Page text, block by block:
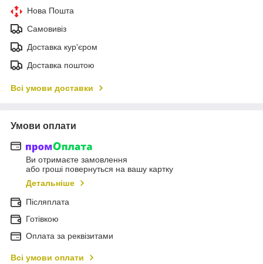
Нова Пошта
Самовивіз
Доставка кур'єром
Доставка поштою
Всі умови доставки
Умови оплати
Ви отримаєте замовлення
або гроші повернуться на вашу картку
Детальніше
Післяплата
Готівкою
Оплата за реквізитами
Всі умови оплати